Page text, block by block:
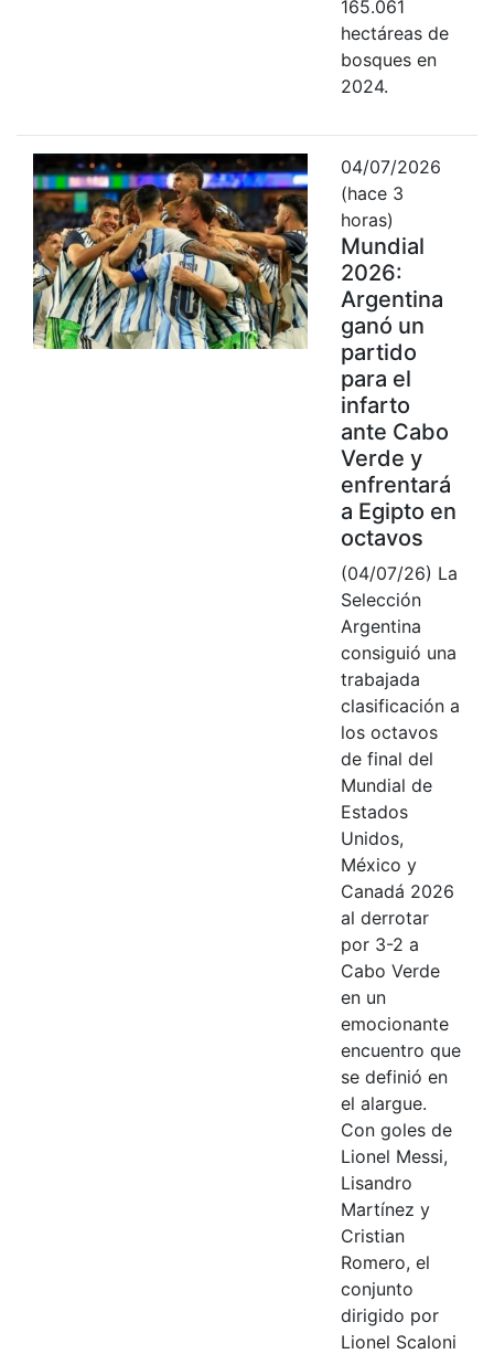
165.061
hectáreas de
bosques en
2024.
04/07/2026
(hace 3
horas)
Mundial
2026:
Argentina
ganó un
partido
para el
infarto
ante Cabo
Verde y
enfrentará
a Egipto en
octavos
(04/07/26) La
Selección
Argentina
consiguió una
trabajada
clasificación a
los octavos
de final del
Mundial de
Estados
Unidos,
México y
Canadá 2026
al derrotar
por 3-2 a
Cabo Verde
en un
emocionante
encuentro que
se definió en
el alargue.
Con goles de
Lionel Messi,
Lisandro
Martínez y
Cristian
Romero, el
conjunto
dirigido por
Lionel Scaloni